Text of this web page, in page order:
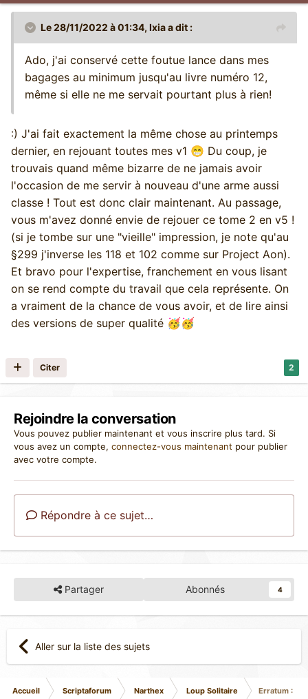
Le 28/11/2022 à 01:34, Ixiaa dit :
Ado, j'ai conservé cette foutue lance dans mes
bagages au minimum jusqu'au livre numéro 12,
même si elle ne me servait pourtant plus à rien!
:) J'ai fait exactement la même chose au printemps
dernier, en rejouant toutes mes v1 😁 Du coup, je
trouvais quand même bizarre de ne jamais avoir
l'occasion de me servir à nouveau d'une arme aussi
classe ! Tout est donc clair maintenant. Au passage,
vous m'avez donné envie de rejouer ce tome 2 en v5 !
(si je tombe sur une "vieille" impression, je note qu'au
§299 j'inverse les 118 et 102 comme sur Project Aon).
Et bravo pour l'expertise, franchement en vous lisant
on se rend compte du travail que cela représente. On
a vraiment de la chance de vous avoir, et de lire ainsi
des versions de super qualité 🥳 🥳
2
Citer
Rejoindre la conversation
Vous pouvez publier maintenant et vous inscrire plus tard. Si
vous avez un compte, connectez-vous maintenant pour publier
avec votre compte.
Répondre à ce sujet…
Partager Abonnés 4
Aller sur la liste des sujets
Accueil Scriptaforum Narthex Loup Solitaire Erratum :